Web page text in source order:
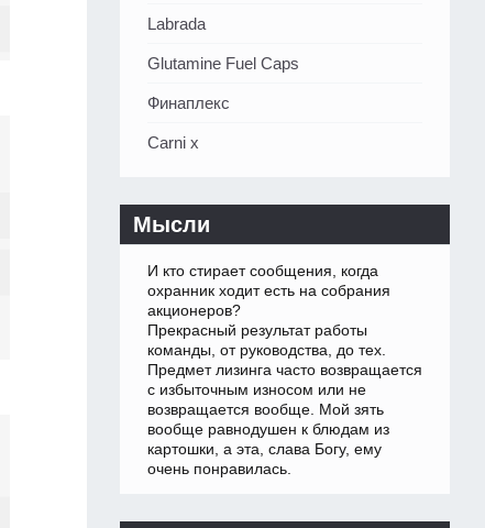
Labrada
Glutamine Fuel Caps
Финаплекс
Carni x
Мысли
И кто стирает сообщения, когда
охранник ходит есть на собрания
акционеров?
Прекрасный результат работы
команды, от руководства, до тех.
Предмет лизинга часто возвращается
с избыточным износом или не
возвращается вообще. Мой зять
вообще равнодушен к блюдам из
картошки, а эта, слава Богу, ему
очень понравилась.